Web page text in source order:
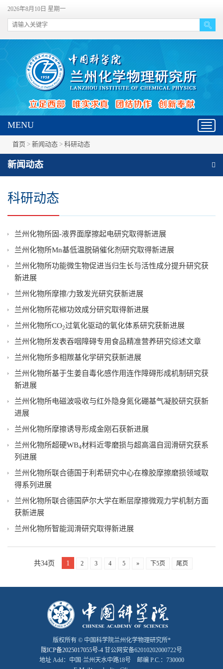
2026年8月10日 星期一
MENU
首页 > 新闻动态 > 科研动态
新闻动态
科研动态
兰州化物所固-液界面摩擦起电研究取得新进展
兰州化物所Mn基低温脱硝催化剂研究取得新进展
兰州化物所功能微生物促进当归生长与活性成分提升研究获
新进展
兰州化物所摩擦/力致发光研究获新进展
兰州化物所花椒功效成分研究取得新进展
兰州化物所CO2过氧化驱动的氧化体系研究获新进展
兰州化物所发表吞咽障碍专用食品精准营养研究综述文章
兰州化物所多相羰基化学研究获新进展
兰州化物所基于生姜自毒化感作用连作障碍形成机制研究获
新进展
兰州化物所电磁波吸收与红外隐身氮化硼基气凝胶研究获新
进展
兰州化物所摩擦诱导形成金刚石获新进展
兰州化物所超硬WB4材料近零磨损与超高温自润滑研究获系
列进展
兰州化物所联合德国于利希研究中心在橡胶摩擦磨损领域取
得系列进展
兰州化物所联合德国萨尔大学在断层摩擦微观力学机制方面
获新进展
兰州化物所智能润滑研究取得新进展
共34页 1 2 3 4 5 » 下5页 尾页
版权所有 © 中国科学院兰州化学物理研究所*
陇ICP备2025017055号-4 甘公网安备62010202000722号
地址 Add：中国·兰州天水中路18号 邮编 P.C.：730000